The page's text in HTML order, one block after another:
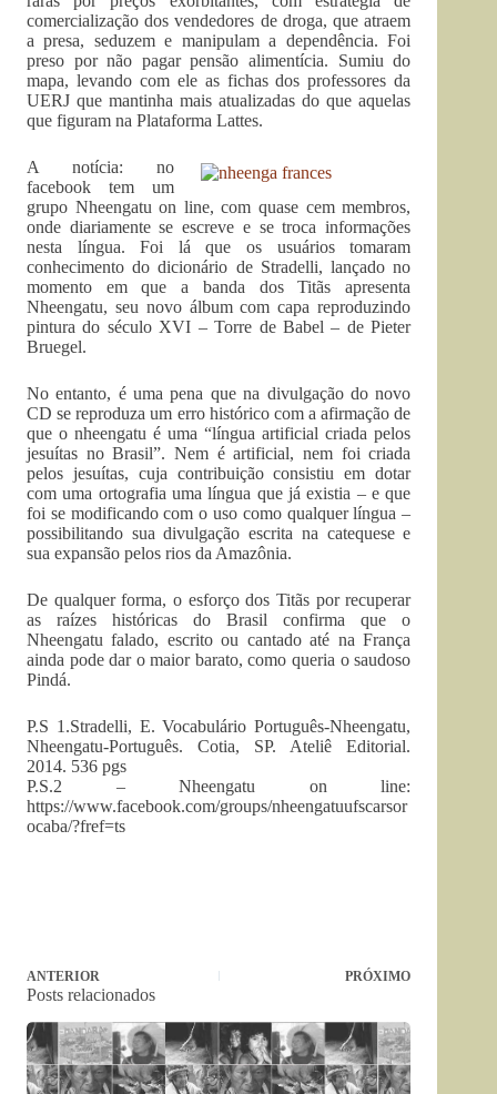
comercialização dos vendedores de droga, que atraem
a presa, seduzem e manipulam a dependência. Foi
preso por não pagar pensão alimentícia. Sumiu do
mapa, levando com ele as fichas dos professores da
UERJ que mantinha mais atualizadas do que aquelas
que figuram na Plataforma Lattes.
A notícia: no
facebook tem um
grupo Nheengatu on line, com quase cem membros,
onde diariamente se escreve e se troca informações
nesta língua. Foi lá que os usuários tomaram
conhecimento do dicionário de Stradelli, lançado no
momento em que a banda dos Titãs apresenta
Nheengatu, seu novo álbum com capa reproduzindo
pintura do século XVI – Torre de Babel – de Pieter
Bruegel.
No entanto, é uma pena que na divulgação do novo
CD se reproduza um erro histórico com a afirmação de
que o nheengatu é uma “língua artificial criada pelos
jesuítas no Brasil”. Nem é artificial, nem foi criada
pelos jesuítas, cuja contribuição consistiu em dotar
com uma ortografia uma língua que já existia – e que
foi se modificando com o uso como qualquer língua –
possibilitando sua divulgação escrita na catequese e
sua expansão pelos rios da Amazônia.
De qualquer forma, o esforço dos Titãs por recuperar
as raízes históricas do Brasil confirma que o
Nheengatu falado, escrito ou cantado até na França
ainda pode dar o maior barato, como queria o saudoso
Pindá.
P.S 1.Stradelli, E. Vocabulário Português-Nheengatu,
Nheengatu-Português. Cotia, SP. Ateliê Editorial.
2014. 536 pgs
P.S.2 – Nheengatu on line:
https://www.facebook.com/groups/nheengatuufscarsor
ocaba/?fref=ts
ANTERIOR PRÓXIMO
Posts relacionados